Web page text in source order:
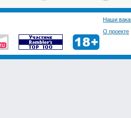
Наши
О проекте